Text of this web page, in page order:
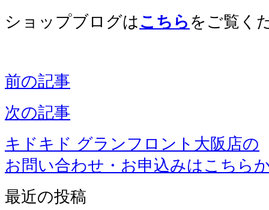
ショップブログは こちら をご覧く
前の記事
次の記事
キドキド グランフロント大阪店の
お問い合わせ・お申込みはこちら
最近の投稿